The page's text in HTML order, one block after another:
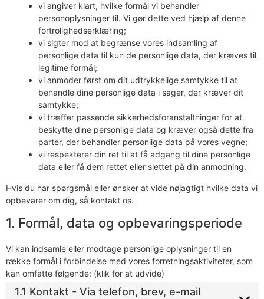
vi angiver klart, hvilke formål vi behandler
personoplysninger til. Vi gør dette ved hjælp af denne
fortrolighedserklæring;
vi sigter mod at begrænse vores indsamling af
personlige data til kun de personlige data, der kræves til
legitime formål;
vi anmoder først om dit udtrykkelige samtykke til at
behandle dine personlige data i sager, der kræver dit
samtykke;
vi træffer passende sikkerhedsforanstaltninger for at
beskytte dine personlige data og kræver også dette fra
parter, der behandler personlige data på vores vegne;
vi respekterer din ret til at få adgang til dine personlige
data eller få dem rettet eller slettet på din anmodning.
Hvis du har spørgsmål eller ønsker at vide nøjagtigt hvilke data vi
opbevarer om dig, så kontakt os.
1. Formål, data og opbevaringsperiode
Vi kan indsamle eller modtage personlige oplysninger til en
række formål i forbindelse med vores forretningsaktiviteter, som
kan omfatte følgende: (klik for at udvide)
1.1 Kontakt - Via telefon, brev, e-mail